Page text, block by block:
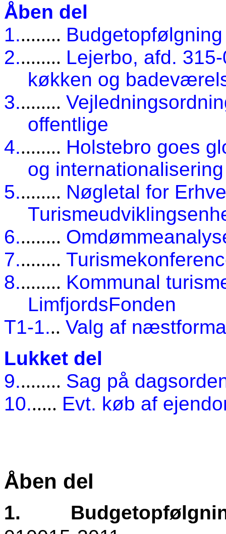
Åben del
1.........
2......... Lejerbo, afd.
køkken og
3.........
offentlige
4......... Holstebro goes
og internationalisering
5......... Nøgletal for
6.........
7.........
8......... Kommunal
LimfjordsFonden
T1-1... Valg af
Lukket del
9......... Sag på
10...... Evt. køb af
Åben del
1.